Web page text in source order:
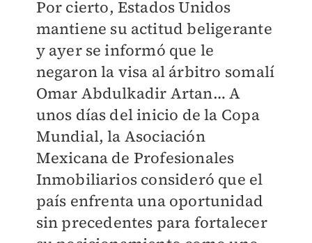
Por cierto, Estados Unidos
mantiene su actitud beligerante
y ayer se informó que le
negaron la visa al árbitro somalí
Omar Abdulkadir Artan… A
unos días del inicio de la Copa
Mundial, la Asociación
Mexicana de Profesionales
Inmobiliarios consideró que el
país enfrenta una oportunidad
sin precedentes para fortalecer